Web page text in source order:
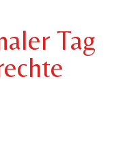
Tag